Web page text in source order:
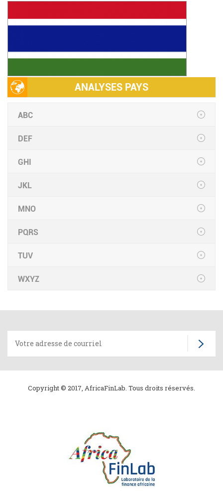
ANALYSES PAYS
ABC
DEF
GHI
JKL
MNO
PQRS
TUV
WXYZ
Copyright © 2017, AfricaFinLab. Tous droits réservés.